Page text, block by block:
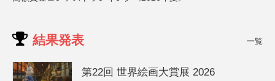
結果発表 一覧
第22回 世界絵画大賞展 2026